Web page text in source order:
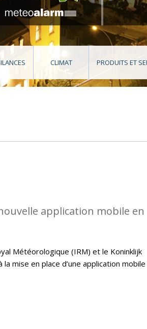
CLIMAT PRODUITS ET
application mobile en
Météorologique (IRM) et le Koninklijk
mise en place d’une application mobile